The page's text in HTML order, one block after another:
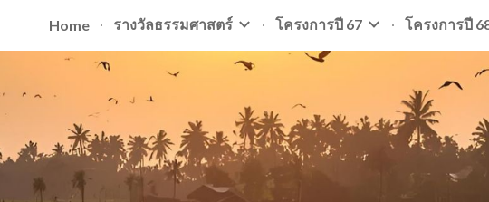
Skip to main content Skip to
Home รางวัลธรรมศาสตร์ โครงการปี 67 โครงการปี